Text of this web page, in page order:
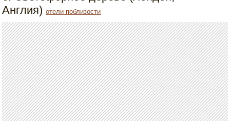
Англия)отели поблизости